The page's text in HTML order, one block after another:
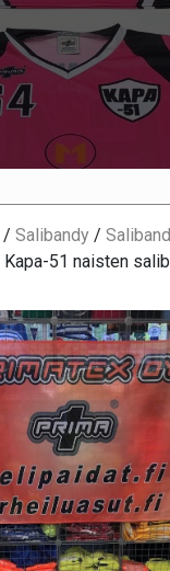
/ Salibandy /
Kapa-51 naisten